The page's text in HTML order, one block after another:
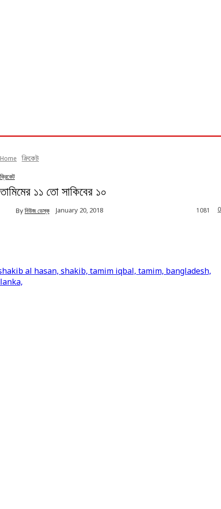
Home ক্রিকেট
ক্রিকেট
তামিমের ১১ তো সাকিবের ১০
By নিউজ ডেস্ক January 20, 2018 0
1081